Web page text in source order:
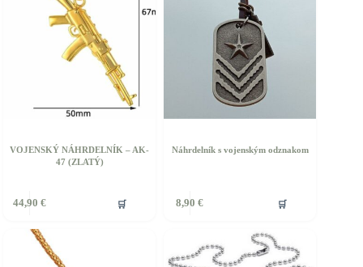
VOJENSKÝ NÁHRDELNÍK – AK-
47 (ZLATÝ)
44,90 € 🛒
Náhrdelník s vojenským odznakom
8,90€ 🛒